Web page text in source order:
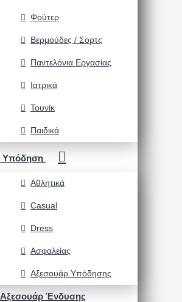
Φούτερ
Βερμούδες / Σορτς
Παντελόνια Εργασίας
Ιατρικά
Τουνίκ
Παιδικά
Υπόδηση
Αθλητικά
Casual
Dress
Ασφαλείας
Αξεσουάρ Υπόδησης
Αξεσουάρ Ένδυσης